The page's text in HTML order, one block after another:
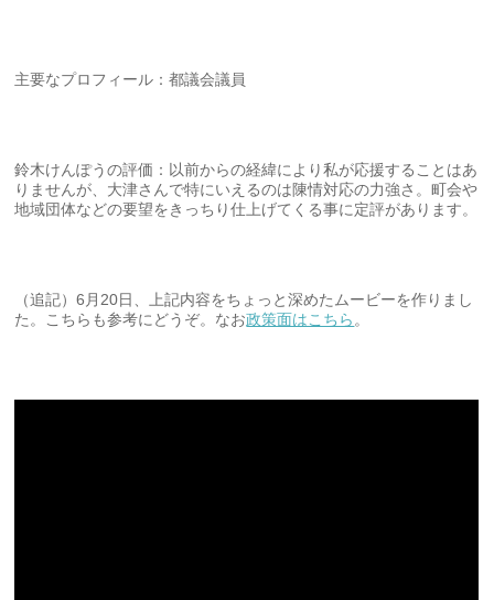
主要なプロフィール：都議会議員
鈴木けんぽうの評価：以前からの経緯により私が応援することはあ
りませんが、大津さんで特にいえるのは陳情対応の力強さ。町会や
地域団体などの要望をきっちり仕上げてくる事に定評があります。
（追記）6月20日、上記内容をちょっと深めたムービーを作りまし
た。こちらも参考にどうぞ。なお政策面はこちら。